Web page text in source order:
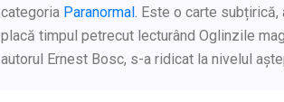
categoria Paranormal . Este o carte
placă timpul petrecut lecturând Oglinzile
autorul Ernest Bosc, s-a ridicat la nivelul